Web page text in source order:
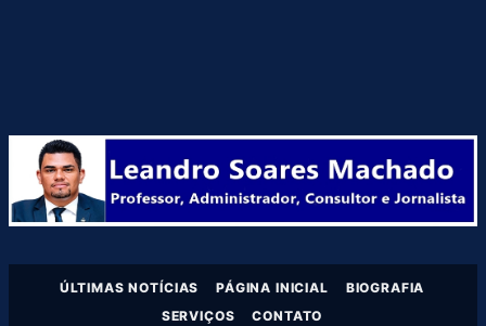
ÚLTIMAS NOTÍCIAS PÁGINA INICIAL
BIOGRAFIA
SERVIÇOS
CONTATO